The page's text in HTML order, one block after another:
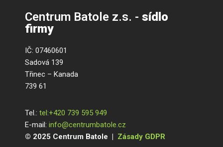
Centrum Batole z.s. - sídlo
firmy
IČ: 07460601
Sadová 139
Třinec – Kanada
739 61
Tel.: tel:+420 739 595 949
E-mail: info@centrumbatole.cz
© 2025 Centrum Batole | Zásady GDPR